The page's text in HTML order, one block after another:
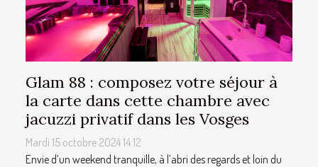
Glam 88 : composez votre séjour à
la carte dans cette chambre avec
jacuzzi privatif dans les Vosges
Mardi 15 octobre 2024 14:12
Envie d’un weekend tranquille, à l’abri des regards et loin du